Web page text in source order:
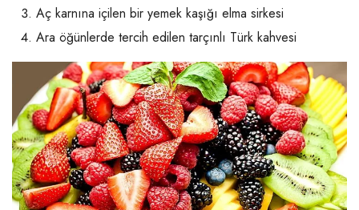
Aç karnına içilen bir yemek kaşığı elma sirkesi
Ara öğünlerde tercih edilen tarçınlı Türk kahvesi